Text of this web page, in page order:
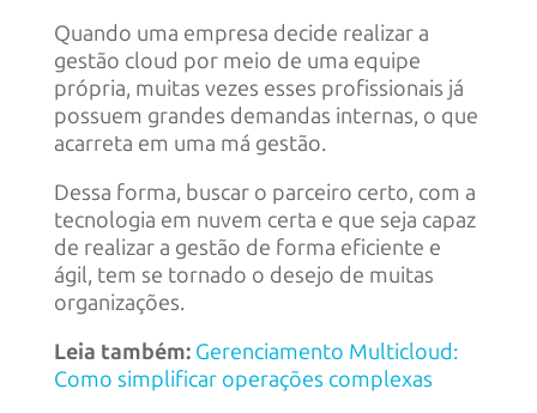
Quando uma empresa decide realizar a
gestão cloud por meio de uma equipe
própria, muitas vezes esses profissionais já
possuem grandes demandas internas, o que
acarreta em uma má gestão.
Dessa forma, buscar o parceiro certo, com a
tecnologia em nuvem certa e que seja capaz
de realizar a gestão de forma eficiente e
ágil, tem se tornado o desejo de muitas
organizações.
Leia também: Gerenciamento Multicloud:
Como simplificar operações complexas